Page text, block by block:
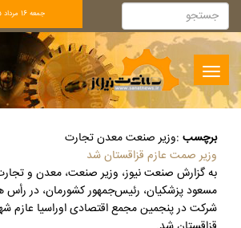
جمعه 16 مرداد 1405
Toggle
navigation
برچسب :وزیر صنعت معدن تجارت
وزیر صمت عازم قزاقستان شد
به گزارش صنعت نیوز، وزیر صنعت، معدن و
مسعود پزشکیان، رئیس‌جمهور کشورمان، در رأس
شرکت در پنجمین مجمع اقتصادی اوراسیا عازم